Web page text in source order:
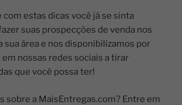
com estas dicas você já se sinta
suas prospecções de venda nos
sua área e nos disponibilizamos por
nossas redes sociais a tirar
que você possa ter!
sobre a MaisEntregas.com? Entre em